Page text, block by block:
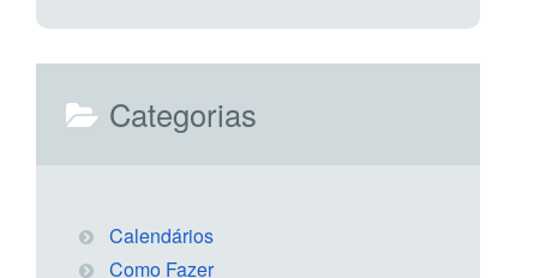
Categorias
Calendários
Como Fazer